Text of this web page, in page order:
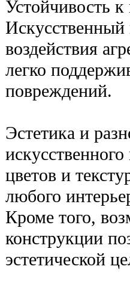
Устойчивость
Искусственный
воздействия
легко
повреждений.
Эстетика и
цветов и
любого
Кроме того,
конструкции
эстетической